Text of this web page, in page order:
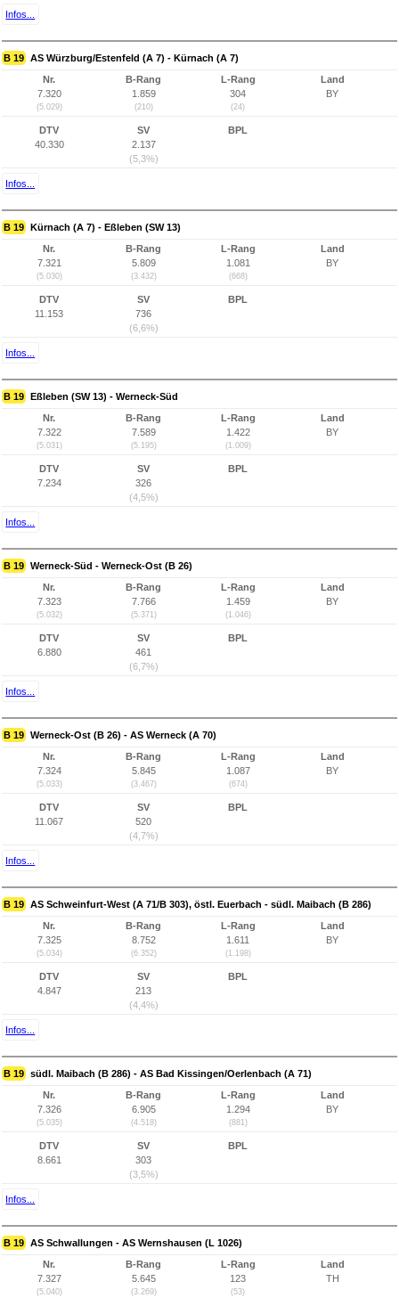
Infos...
B 19 AS Würzburg/Estenfeld (A 7) - Kürnach (A 7)
Nr.
7.320
(5.029)
B-Rang
1.859
(210)
L-Rang
304
(24)
Land
BY
DTV
40.330
SV
2.137
(5,3%)
BPL
Infos...
B 19 Kürnach (A 7) - Eßleben (SW 13)
Nr.
7.321
(5.030)
B-Rang
5.809
(3.432)
L-Rang
1.081
(668)
Land
BY
DTV
11.153
SV
736
(6,6%)
BPL
Infos...
B 19 Eßleben (SW 13) - Werneck-Süd
Nr.
7.322
(5.031)
B-Rang
7.589
(5.195)
L-Rang
1.422
(1.009)
Land
BY
DTV
7.234
SV
326
(4,5%)
BPL
Infos...
B 19 Werneck-Süd - Werneck-Ost (B 26)
Nr.
7.323
(5.032)
B-Rang
7.766
(5.371)
L-Rang
1.459
(1.046)
Land
BY
DTV
6.880
SV
461
(6,7%)
BPL
Infos...
B 19 Werneck-Ost (B 26) - AS Werneck (A 70)
Nr.
7.324
(5.033)
B-Rang
5.845
(3.467)
L-Rang
1.087
(674)
Land
BY
DTV
11.067
SV
520
(4,7%)
BPL
Infos...
B 19 AS Schweinfurt-West (A 71/B 303), östl. Euerbach - südl. Maibach (B 286)
Nr.
7.325
(5.034)
B-Rang
8.752
(6.352)
L-Rang
1.611
(1.198)
Land
BY
DTV
4.847
SV
213
(4,4%)
BPL
Infos...
B 19 südl. Maibach (B 286) - AS Bad Kissingen/Oerlenbach (A 71)
Nr.
7.326
(5.035)
B-Rang
6.905
(4.518)
L-Rang
1.294
(881)
Land
BY
DTV
8.661
SV
303
(3,5%)
BPL
Infos...
B 19 AS Schwallungen - AS Wernshausen (L 1026)
Nr.
7.327
(5.040)
B-Rang
5.645
(3.269)
L-Rang
123
(53)
Land
TH